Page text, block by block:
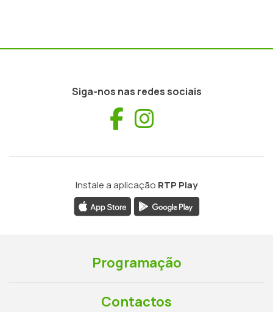
Siga-nos nas redes sociais
Facebook
Instale a aplicação RTP Play
Programação
Contactos